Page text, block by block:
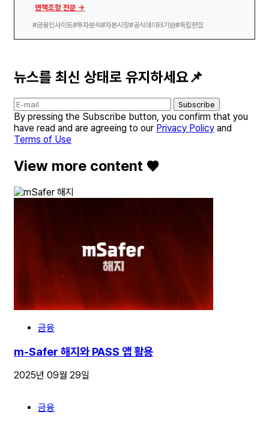
면책조항 전문 →
#금융인사이트#투자분석#자본시장#공식데이터기반#독립편집
뉴스를 최신 상태로 유지하세요📌
Subscribe
By pressing the Subscribe button, you confirm that you
have read and are agreeing to our Privacy Policy and
Terms of Use
View more content ♥️
금융
m-Safer 해지와 PASS 앱 활용
2025년 09월 29일
금융